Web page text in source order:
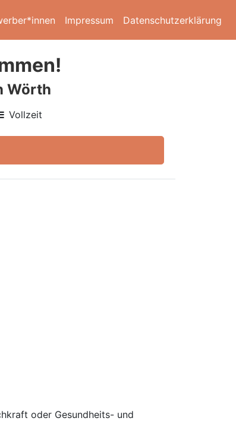
Impressum Datenschutzerklärung
Wörth
Vollzeit
oder Gesundheits- und